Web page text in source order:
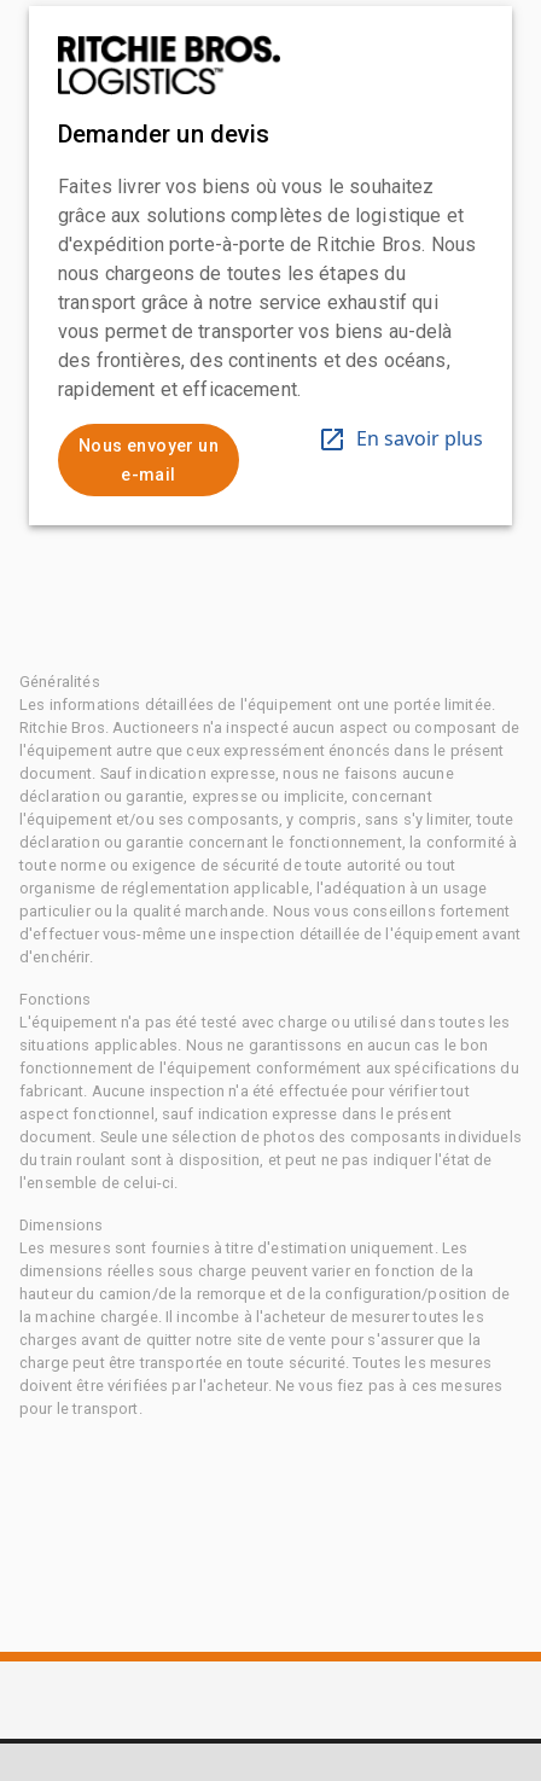
Demander un devis
Faites livrer vos biens où vous le souhaitez
grâce aux solutions complètes de logistique et
d'expédition porte-à-porte de Ritchie Bros. Nous
nous chargeons de toutes les étapes du
transport grâce à notre service exhaustif qui
vous permet de transporter vos biens au-delà
des frontières, des continents et des océans,
rapidement et efficacement.
Nous envoyer un
e-mail
En savoir plus
Généralités
Les informations détaillées de l'équipement ont une portée limitée.
Ritchie Bros. Auctioneers n'a inspecté aucun aspect ou composant de
l'équipement autre que ceux expressément énoncés dans le présent
document. Sauf indication expresse, nous ne faisons aucune
déclaration ou garantie, expresse ou implicite, concernant
l'équipement et/ou ses composants, y compris, sans s'y limiter, toute
déclaration ou garantie concernant le fonctionnement, la conformité à
toute norme ou exigence de sécurité de toute autorité ou tout
organisme de réglementation applicable, l'adéquation à un usage
particulier ou la qualité marchande. Nous vous conseillons fortement
d'effectuer vous-même une inspection détaillée de l'équipement avant
d'enchérir.
Fonctions
L'équipement n'a pas été testé avec charge ou utilisé dans toutes les
situations applicables. Nous ne garantissons en aucun cas le bon
fonctionnement de l'équipement conformément aux spécifications du
fabricant. Aucune inspection n'a été effectuée pour vérifier tout
aspect fonctionnel, sauf indication expresse dans le présent
document. Seule une sélection de photos des composants individuels
du train roulant sont à disposition, et peut ne pas indiquer l'état de
l'ensemble de celui-ci.
Dimensions
Les mesures sont fournies à titre d'estimation uniquement. Les
dimensions réelles sous charge peuvent varier en fonction de la
hauteur du camion/de la remorque et de la configuration/position de
la machine chargée. Il incombe à l'acheteur de mesurer toutes les
charges avant de quitter notre site de vente pour s'assurer que la
charge peut être transportée en toute sécurité. Toutes les mesures
doivent être vérifiées par l'acheteur. Ne vous fiez pas à ces mesures
pour le transport.